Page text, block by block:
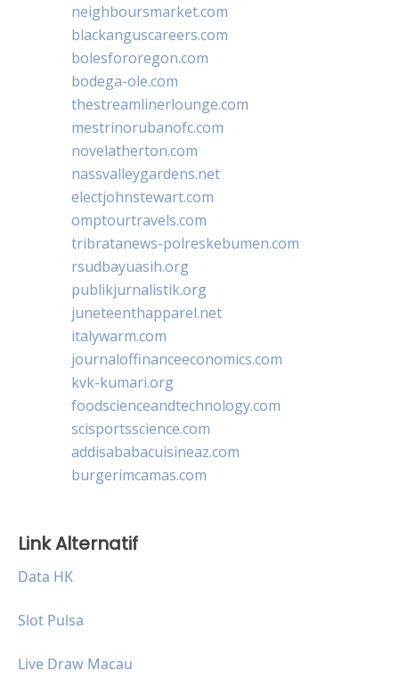
neighboursmarket.com
blackanguscareers.com
bolesfororegon.com
bodega-ole.com
thestreamlinerlounge.com
mestrinorubanofc.com
novelatherton.com
nassvalleygardens.net
electjohnstewart.com
omptourtravels.com
tribratanews-polreskebumen.com
rsudbayuasih.org
publikjurnalistik.org
juneteenthapparel.net
italywarm.com
journaloffinanceeconomics.com
kvk-kumari.org
foodscienceandtechnology.com
scisportsscience.com
addisababacuisineaz.com
burgerimcamas.com
Link Alternatif
Data HK
Slot Pulsa
Live Draw Macau